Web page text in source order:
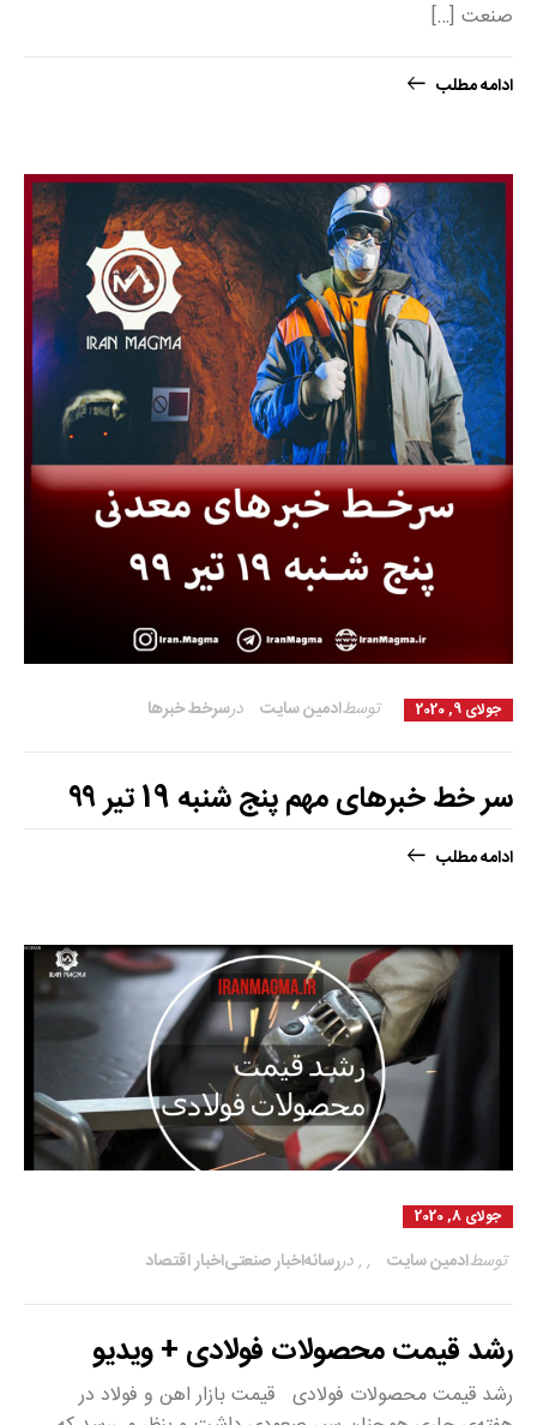
صنعت […]
ادامه مطلب
جولای 9, 2020 ادمین سایتتوسط سرخط خبرهادر
سر خط خبرهای مهم پنج شنبه 19 تیر ۹۹
ادامه مطلب
جولای 8, 2020
ادمین سایتتوسط اخبار اقتصاد , اخبار صنعتی , رسانهدر
رشد قیمت محصولات فولادی + ویدیو
رشد قیمت محصولات فولادی قیمت بازار اهن و فولاد در